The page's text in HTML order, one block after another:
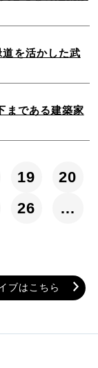
を活かした武
まである建築家
19
20
26
…
ブはこちら